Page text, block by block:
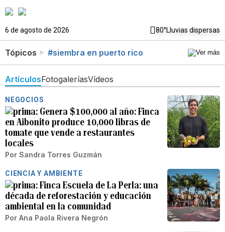
6 de agosto de 2026 80°Lluvias dispersas
Tópicos #siembra en puerto rico
ArtículosFotogaleríasVídeos
NEGOCIOS
Genera $100,000 al año: Finca
en Aibonito produce 10,000 libras de
tomate que vende a restaurantes
locales
Por Sandra Torres Guzmán
CIENCIA Y AMBIENTE
Finca Escuela de La Perla: una
década de reforestación y educación
ambiental en la comunidad
Por Ana Paola Rivera Negrón